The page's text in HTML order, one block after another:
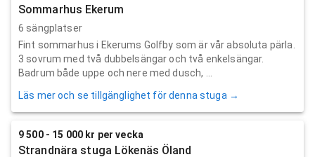
Sommarhus Ekerum
6 sängplatser
Fint sommarhus i Ekerums Golfby som är vår absoluta pärla.
3 sovrum med två dubbelsängar och två enkelsängar.
Badrum både uppe och nere med dusch, ...
Läs mer och se tillgänglighet för denna stuga →
9 500 - 15 000 kr per vecka
Strandnära stuga Lökenäs Öland